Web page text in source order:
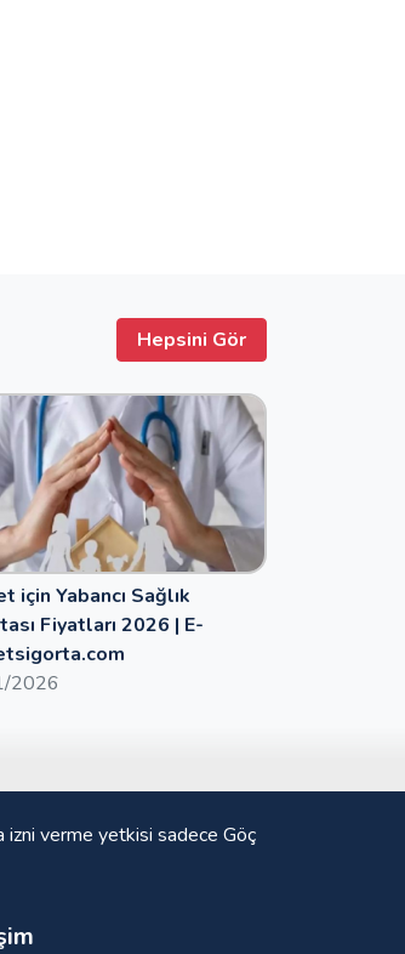
Hepsini Gör
için Yabancı Sağlık
Fiyatları 2026 | E-
2026
izni verme yetkisi sadece Göç